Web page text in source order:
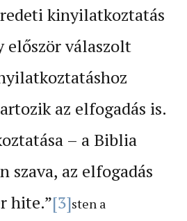
kinyilatkoztatás
először válaszolt
az elfogadás is.
– a Biblia
szava, az elfogadás
hite.”[3]sten a